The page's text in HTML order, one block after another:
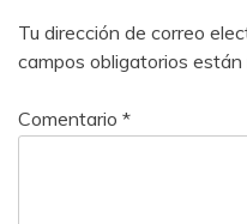
Tu dirección de correo
campos obligatorios están
Comentario *